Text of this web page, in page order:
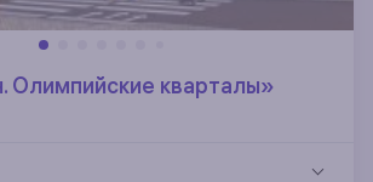
кварталы»